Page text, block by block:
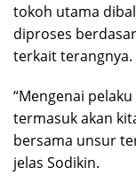
tokoh utama
diproses
terkait terangnya.
“Mengenai
termasuk akan
bersama unsur
jelas Sodikin.